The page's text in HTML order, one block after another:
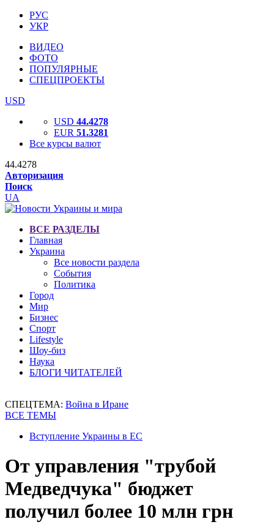
РУС
УКР
ВИДЕО
ФОТО
ПОПУЛЯРНЫЕ
СПЕЦПРОЕКТЫ
USD
USD 44.4278
EUR 51.3281
Все курсы валют
44.4278
Авторизация
Поиск
UA
ВСЕ РАЗДЕЛЫ
Главная
Украина
Все новости раздела
События
Политика
Город
Мир
Бизнес
Спорт
Lifestyle
Шоу-биз
Наука
БЛОГИ ЧИТАТЕЛЕЙ
СПЕЦТЕМА: Война в Иране
ВСЕ ТЕМЫ
Вступление Украины в ЕС
От управления "трубой
Медведчука" бюджет
получил более 10 млн грн